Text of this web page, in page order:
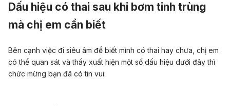
Dấu hiệu có thai sau khi bơm tinh trùng
mà chị em cần biết
Bên cạnh việc đi siêu âm để biết mình có thai hay chưa, chị em
có thể quan sát và thấy xuất hiện một số dấu hiệu dưới đây thì
chức mừng bạn đã có tin vui: